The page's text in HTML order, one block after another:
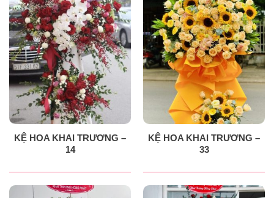
KỆ HOA KHAI TRƯƠNG –
14
KỆ HOA KHAI TRƯƠNG –
33